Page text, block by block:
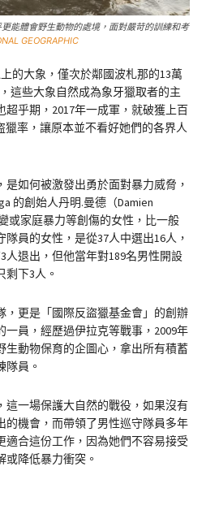
能體會野生動物的處境，面對嚴苛的訓練和考
GEOGRAPHIC
的大象，僅次於鄰國波札那的13萬
這些大象自然成為象牙獵取者的主
乎期，2017年一成軍，就破獲上百
率，讓原本並不看好她們的各界人
如何被激發出勇於面對暴力威脅，
的創始人丹明.曼德（Damien
或家庭暴力等創傷的女性，比一般
員的女性，是從37人中選出16人，
人退出，但他當年對189名男性開設
下3人。
，更是「國際反盜獵基金會」的創辦
一員，經歷過伊拉克等戰事，2009年
生動物保育的企圖心，拿出所有積蓄
隊員。
這一場保護大自然的戰役，如果沒有
的機會，而帶領了男性巡守隊員多年
適合這份工作，因為她們不容易接受
降低暴力衝突。